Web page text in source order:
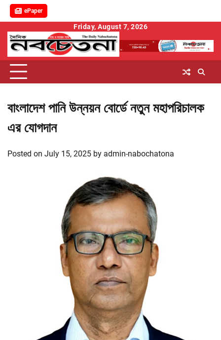
ePaper
content
Friday, August 7, 2026
বাংলাদেশ পানি উন্নয়ন বোর্ডে নতুন মহাপরিচালক
এর যোগদান
Posted on July 15, 2025 by admin-nabochatona